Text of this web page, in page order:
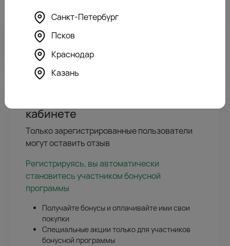
Ваш отзыв о товаре может быть первым.
кабинете
Только зарегистрированные пользователи
могут оставить отзыв
Регистрируясь, вы автоматически
становитесь участником бонусной
программы
Получайте бонусы и оплачивайте ими свои
покупки
Специальные акции только для участников
бонусной программы
Санкт-Петербург
Псков
Краснодар
Казань